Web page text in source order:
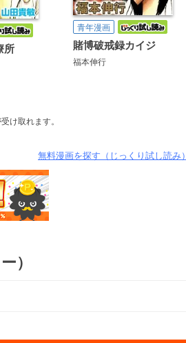
所
青年漫画
賭博破戒録カイジ
福本伸行
け取れます。
無料漫画を探す（じっくり試し読み）
）